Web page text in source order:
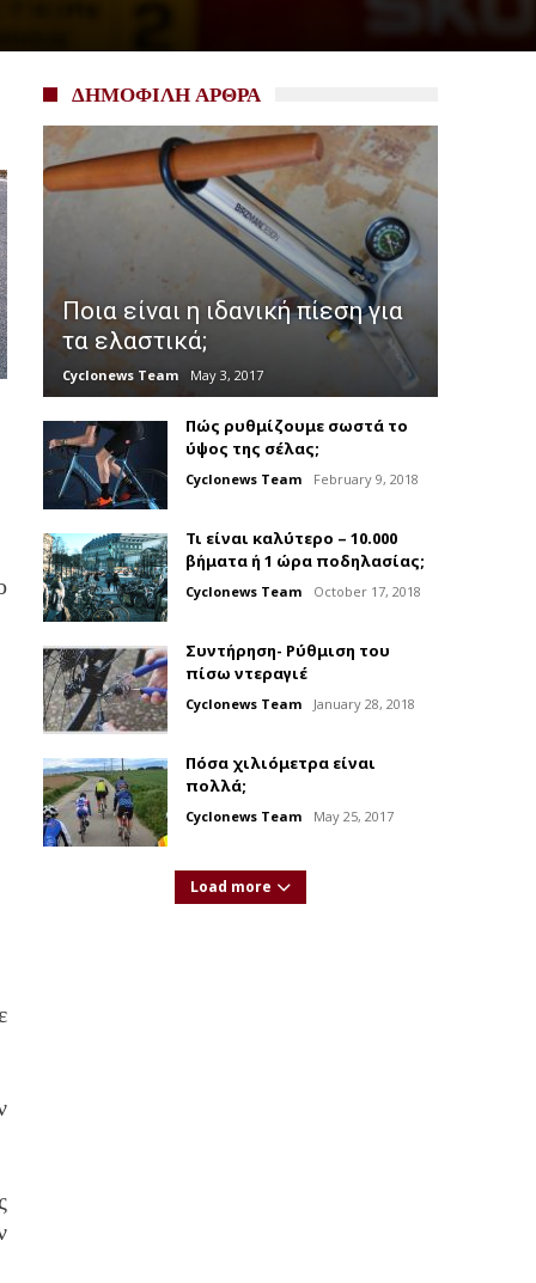
ΔΗΜΟΦΙΛΗ ΑΡΘΡΑ
Ποια είναι η ιδανική πίεση για
τα ελαστικά;
Cyclonews Team May 3, 2017
Πώς ρυθμίζουμε σωστά το
ύψος της σέλας;
Cyclonews Team February 9, 2018
Τι είναι καλύτερο – 10.000
βήματα ή 1 ώρα ποδηλασίας;
Cyclonews Team October 17, 2018
Συντήρηση- Ρύθμιση του
πίσω ντεραγιέ
Cyclonews Team January 28, 2018
Πόσα χιλιόμετρα είναι
πολλά;
Cyclonews Team May 25, 2017
Load more